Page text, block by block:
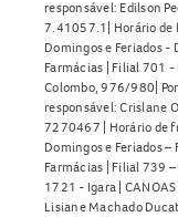
responsável: Edilson
7.41057.1| Horário de
Domingos e Feriados -
Farmácias | Filial 701
Colombo, 976/980|
responsável: Crislane
7270467 | Horário de
Domingos e Feriados
Farmácias | Filial 739
1721 - Igara |
Lisiane Machado